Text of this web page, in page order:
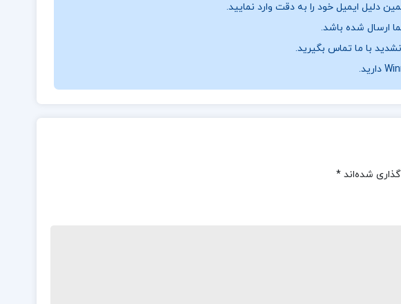
دلیل ایمیل خود را به دقت وارد نمایید.
با ما تماس بگیرید.
شده‌اند *